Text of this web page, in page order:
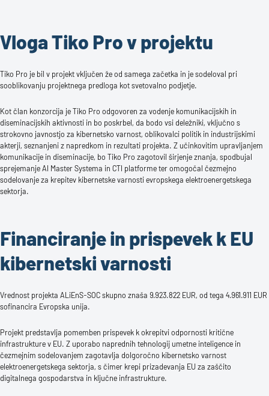
Vloga Tiko Pro v projektu
Tiko Pro je bil v projekt vključen že od samega začetka in je sodeloval pri
sooblikovanju projektnega predloga kot svetovalno podjetje.
Kot član konzorcija je Tiko Pro odgovoren za vodenje komunikacijskih in
diseminacijskih aktivnosti in bo poskrbel, da bodo vsi deležniki, vključno s
strokovno javnostjo za kibernetsko varnost, oblikovalci politik in industrijskimi
akterji, seznanjeni z napredkom in rezultati projekta. Z učinkovitim upravljanjem
komunikacije in diseminacije, bo Tiko Pro zagotovil širjenje znanja, spodbujal
sprejemanje AI Master Systema in CTI platforme ter omogočal čezmejno
sodelovanje za krepitev kibernetske varnosti evropskega elektroenergetskega
sektorja.
Financiranje in prispevek k EU
kibernetski varnosti
Vrednost projekta ALiEnS-SOC skupno znaša 9.923.822 EUR, od tega 4.961.911 EUR
sofinancira Evropska unija.
Projekt predstavlja pomemben prispevek k okrepitvi odpornosti kritične
infrastrukture v EU. Z uporabo naprednih tehnologij umetne inteligence in
čezmejnim sodelovanjem zagotavlja dolgoročno kibernetsko varnost
elektroenergetskega sektorja, s čimer krepi prizadevanja EU za zaščito
digitalnega gospodarstva in ključne infrastrukture.